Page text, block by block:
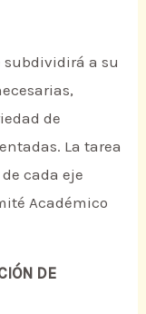
subdividirá a su
de
La tarea
cada eje
Académico
DE